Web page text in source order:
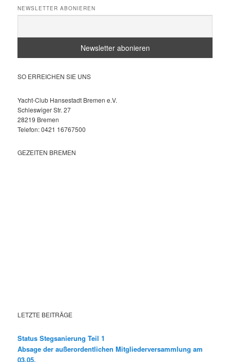
NEWSLETTER ABONIEREN
SO ERREICHEN SIE UNS
Yacht-Club Hansestadt Bremen e.V.
Schleswiger Str. 27
28219 Bremen
Telefon: 0421 16767500
GEZEITEN BREMEN
LETZTE BEITRÄGE
Status Stegsanierung Teil 1
Absage der außerordentlichen Mitgliederversammlung am
03.05.